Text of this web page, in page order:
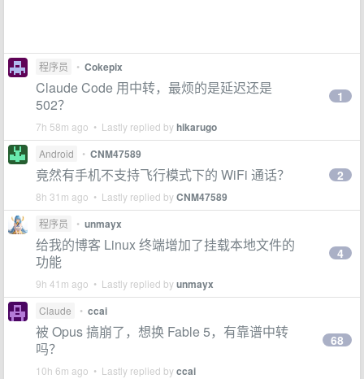
程序员 • Cokepix
Claude Code 用中转，最烦的是延迟还是
502？
7h 58m ago • Lastly replied byhikarugo
1
Android • CNM47589
竟然有手机不支持飞行模式下的 WiFi 通话？
8h 31m ago • Lastly replied byCNM47589
2
程序员 • unmayx
给我的博客 Linux 终端增加了挂载本地文件的
功能
9h 41m ago • Lastly replied byunmayx
4
Claude • ccai
被 Opus 搞崩了，想换 Fable 5，有靠谱中转
吗？
10h 6m ago • Lastly replied byccai
68